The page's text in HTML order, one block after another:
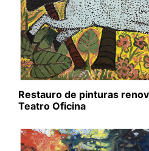
Restauro de pinturas
Teatro Oficina